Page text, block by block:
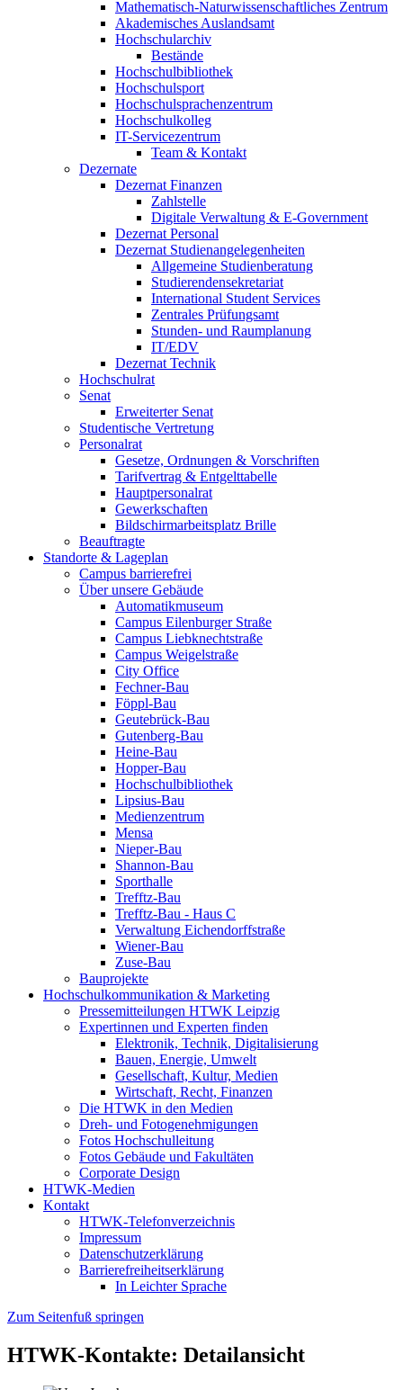
Mathematisch-Naturwissenschaftliches Zentrum
Akademisches Auslandsamt
Hochschularchiv
Bestände
Hochschulbibliothek
Hochschulsport
Hochschulsprachenzentrum
Hochschulkolleg
IT-Servicezentrum
Team & Kontakt
Dezernate
Dezernat Finanzen
Zahlstelle
Digitale Verwaltung & E-Government
Dezernat Personal
Dezernat Studienangelegenheiten
Allgemeine Studienberatung
Studierendensekretariat
International Student Services
Zentrales Prüfungsamt
Stunden- und Raumplanung
IT/EDV
Dezernat Technik
Hochschulrat
Senat
Erweiterter Senat
Studentische Vertretung
Personalrat
Gesetze, Ordnungen & Vorschriften
Tarifvertrag & Entgelttabelle
Hauptpersonalrat
Gewerkschaften
Bildschirmarbeitsplatz Brille
Beauftragte
Standorte & Lageplan
Campus barrierefrei
Über unsere Gebäude
Automatikmuseum
Campus Eilenburger Straße
Campus Liebknechtstraße
Campus Weigelstraße
City Office
Fechner-Bau
Föppl-Bau
Geutebrück-Bau
Gutenberg-Bau
Heine-Bau
Hopper-Bau
Hochschulbibliothek
Lipsius-Bau
Medienzentrum
Mensa
Nieper-Bau
Shannon-Bau
Sporthalle
Trefftz-Bau
Trefftz-Bau - Haus C
Verwaltung Eichendorffstraße
Wiener-Bau
Zuse-Bau
Bauprojekte
Hochschulkommunikation & Marketing
Pressemitteilungen HTWK Leipzig
Expertinnen und Experten finden
Elektronik, Technik, Digitalisierung
Bauen, Energie, Umwelt
Gesellschaft, Kultur, Medien
Wirtschaft, Recht, Finanzen
Die HTWK in den Medien
Dreh- und Fotogenehmigungen
Fotos Hochschulleitung
Fotos Gebäude und Fakultäten
Corporate Design
HTWK-Medien
Kontakt
HTWK-Telefonverzeichnis
Impressum
Datenschutzerklärung
Barrierefreiheitserklärung
In Leichter Sprache
Zum Seitenfuß springen
HTWK-Kontakte: Detailansicht